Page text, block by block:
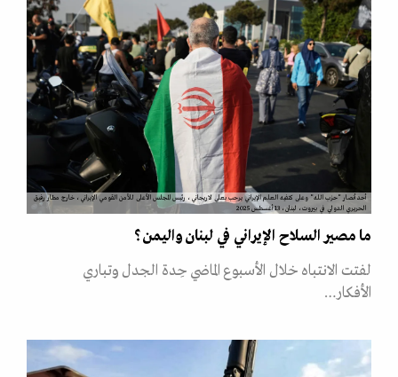
أحد أنصار "حزب الله" وعلى كتفيه العلم الإيراني يرحب بعلي لاريجاني، رئيس المجلس الأعلى للأمن القومي الإيراني، خارج مطار رفيق
الحريري الدولي في بيروت، لبنان، 13 أغسطس 2025
ما مصير السلاح الإيراني في لبنان واليمن؟
لفتت الانتباه خلال الأسبوع الماضي حِدة الجدل وتباري
الأفكار…